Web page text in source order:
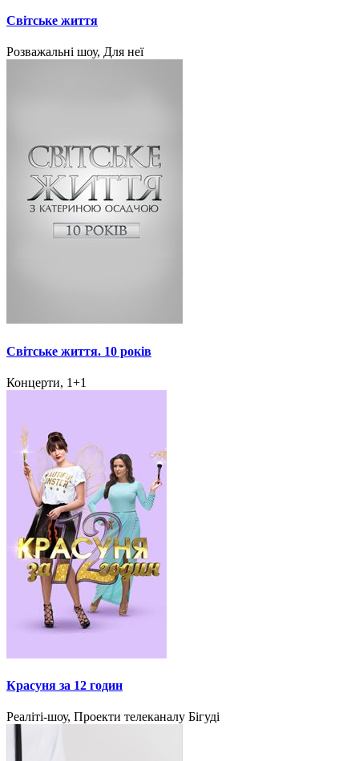
Світське життя
Розважальні шоу, Для неї
Світське життя. 10 років
Концерти, 1+1
Красуня за 12 годин
Реаліті-шоу, Проекти телеканалу Бігуді